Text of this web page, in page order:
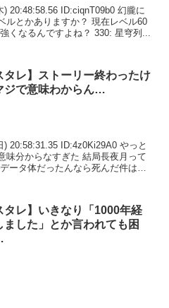
20:48:58.56 ID:ciqnT09b0 幻朧に
ルとかありますか？ 現在レベル60
くなるんですよね？ 330: 星穹列...
タレ】ストーリー終わったけ
ジで意味わからん…
20:58:31.35 ID:4z0Ki29A0 やっと
味分からなすぎた 結局長夜月って
ータ体だったんなら死んだ件は何
タレ】いきなり「1000年経
ました」とか言われても困